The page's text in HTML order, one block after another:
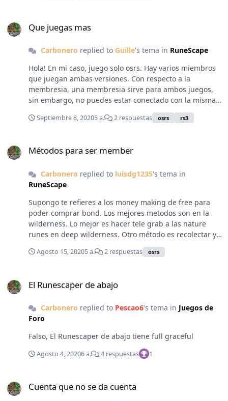
Que juegas mas
Carbonero replied to Guille's tema in RuneScape
Hola! En mi caso, juego solo osrs. Hay varios miembros
que juegan ambas versiones. Con respecto a la
membresia, una membresia sirve para ambos juegos,
sin embargo, no puedes estar conectado con la misma
cuenta en ambos juegos al mismo tiempo. Espero te
sirva mi respuesta 🙂 Saludos
Septiembre 8, 20205 a. 2 respuestas osrs rs3
Métodos para ser member
Carbonero replied to luisdg1235's tema in
RuneScape
Supongo te refieres a los money making de free para
poder comprar bond. Los mejores metodos son en la
wilderness. Lo mejor es hacer tele grab a las nature
runes en deep wilderness. Otro método es recolectar y
hacer high alch a steel platebodies en el lava maze.
Luego, hay varios métodos que no dan tanto gp pero
(chocolate bar + pestle and mortar). Espero te sirvan de
Agosto 15, 20205 a. 2 respuestas osrs
El Runescaper de abajo
Carbonero replied to Pescao6's tema in Juegos de
Foro
Falso, El Runescaper de abajo tiene full graceful
Agosto 4, 20206 a. 4 respuestas 1
Cuenta que no se da cuenta